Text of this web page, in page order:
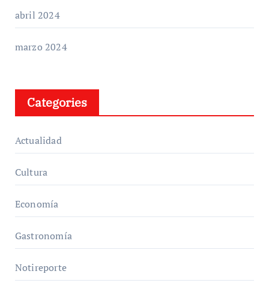
abril 2024
marzo 2024
Categories
Actualidad
Cultura
Economía
Gastronomía
Notireporte